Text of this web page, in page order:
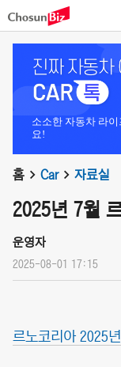
소소한 자동차 라
요!
홈 Car 자료실
2025년 7월
운영자
2025-08-01 17:15
르노코리아 2025